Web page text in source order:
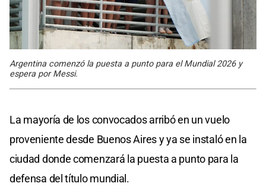
Argentina comenzó la puesta a punto para el Mundial 2026 y
espera por Messi.
La mayoría de los convocados arribó en un vuelo
proveniente desde Buenos Aires y ya se instaló en la
ciudad donde comenzará la puesta a punto para la
defensa del título mundial.